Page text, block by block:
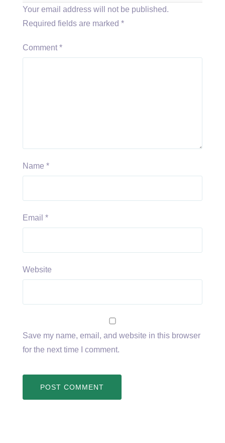
Your email address will not be published.
Required fields are marked *
Comment *
Name *
Email *
Website
Save my name, email, and website in this browser
for the next time I comment.